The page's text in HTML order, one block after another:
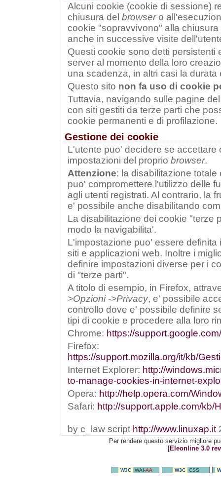
Alcuni cookie (cookie di sessione)
chiusura del browsero
cookie "sopravvivono" alla
anche in successive visite
Questi cookie sono detti persistenti
server al momento della loro
una scadenza, in altri casi la durata
Questo sito non fa uso di cookie
Tuttavia, navigando sulle pagine
con siti gestiti da terze parti che
cookie permanenti e di profilazione.
Gestione dei cookie
L'utente puo' decidere se accettare
impostazioni del proprio browser.
Attenzione: la disabilitazione
puo' compromettere l'utilizzo delle
agli utenti registrati. Al contrario, la
e' possibile anche disabilitando
La disabilitazione dei cookie "terze
modo la navigabilita'.
L'impostazione puo' essere
siti e applicazioni web. Inoltre i
definire impostazioni diverse per i
di "terze parti".
A titolo di esempio, in Firefox,
>Opzioni ->Privacy, e' possibile
controllo dove e' possibile definire
tipi di cookie e procedere alla loro
Chrome: https://
Firefox:
https://support.mozilla.org/it/kb/
Internet Explorer: http://
to-manage-cookies-in-internet-
Opera: http://help.opera.com/
Safari: http://support.apple.com/kb/
by c_law script http://www.linuxap.it
Per rendere questo servizio migliore
[Eleonline 3.0
W3C WAI-AA W3C CSS